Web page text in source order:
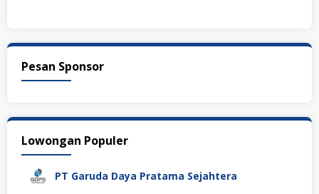
Pesan Sponsor
Lowongan Populer
PT Garuda Daya Pratama Sejahtera